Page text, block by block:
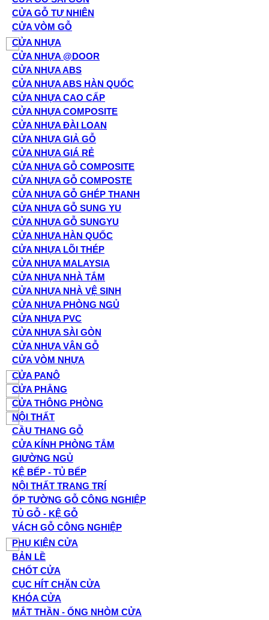
CỬA GỖ TỰ NHIÊN
CỬA VÒM GỖ
CỬA NHỰA
CỬA NHỰA @DOOR
CỬA NHỰA ABS
CỬA NHỰA ABS HÀN QUỐC
CỬA NHỰA CAO CẤP
CỬA NHỰA COMPOSITE
CỬA NHỰA ĐÀI LOAN
CỬA NHỰA GIẢ GỖ
CỬA NHỰA GIÁ RẺ
CỬA NHỰA GỖ COMPOSITE
CỬA NHỰA GỖ COMPOSTE
CỬA NHỰA GỖ GHÉP THANH
CỬA NHỰA GỖ SUNG YU
CỬA NHỰA GỖ SUNGYU
CỬA NHỰA HÀN QUỐC
CỬA NHỰA LÕI THÉP
CỬA NHỰA MALAYSIA
CỬA NHỰA NHÀ TẮM
CỬA NHỰA NHÀ VỆ SINH
CỬA NHỰA PHÒNG NGỦ
CỬA NHỰA PVC
CỬA NHỰA SÀI GÒN
CỬA NHỰA VÂN GỖ
CỬA VÒM NHỰA
CỬA PANÔ
CỬA PHẲNG
CỬA THÔNG PHÒNG
NỘI THẤT
CẦU THANG GỖ
CỬA KÍNH PHÒNG TẮM
GIƯỜNG NGỦ
KỆ BẾP - TỦ BẾP
NỘI THẤT TRANG TRÍ
ỐP TƯỜNG GỖ CÔNG NGHIỆP
TỦ GỖ - KỆ GỖ
VÁCH GỖ CÔNG NGHIỆP
PHỤ KIỆN CỬA
BẢN LỀ
CHỐT CỬA
CỤC HÍT CHẶN CỬA
KHÓA CỬA
MẮT THẦN - ỐNG NHÒM CỬA